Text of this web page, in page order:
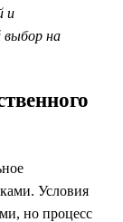
и
выбор на
Условия
но процесс